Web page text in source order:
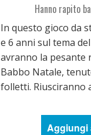
Hanno rapito
In questo gioco da
e 6 anni sul tema
avranno la pesante
Babbo Natale,
folletti. Riusciranno
Aggiungi